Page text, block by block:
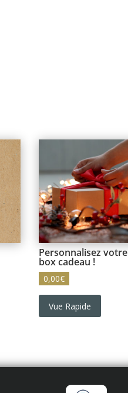
Personnalisez votre
box cadeau !
0,00€
Vue Rapide